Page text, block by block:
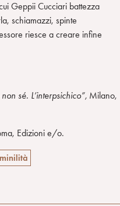
Geppii Cucciari battezza
schiamazzi, spinte
riesce a creare infine
sé. L’interpsichico”, Milano,
Edizioni e/o.